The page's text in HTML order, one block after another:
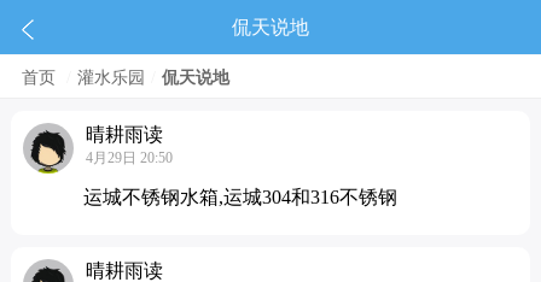
侃天说地
首页 灌水乐园 侃天说地
晴耕雨读
4月29日 20:50
运城不锈钢水箱,运城304和316不锈钢
晴耕雨读